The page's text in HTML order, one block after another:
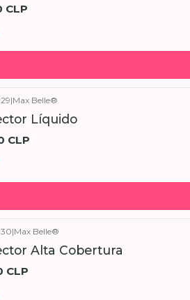
CLP
|Max Belle®
Líquido
CLP
|Max Belle®
Alta Cobertura
CLP